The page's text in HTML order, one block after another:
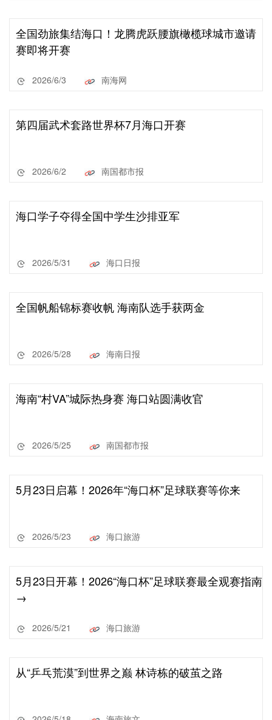
全国劲旅集结海口！龙腾虎跃腰旗橄榄球城市邀请
赛即将开赛
2026/6/3 南海网
第四届武术套路世界杯7月海口开赛
2026/6/2 南国都市报
海口学子夺得全国中学生沙排亚军
2026/5/31 海口日报
全国帆船锦标赛收帆 海南队选手获两金
2026/5/28 海南日报
海南“村VA”城际热身赛 海口站圆满收官
2026/5/25 南国都市报
5月23日启幕！2026年“海口杯”足球联赛等你来
2026/5/23 海口旅游
5月23日开幕！2026“海口杯”足球联赛最全观赛指南
→
2026/5/21 海口旅游
从“乒乓荒漠”到世界之巅 林诗栋的破茧之路